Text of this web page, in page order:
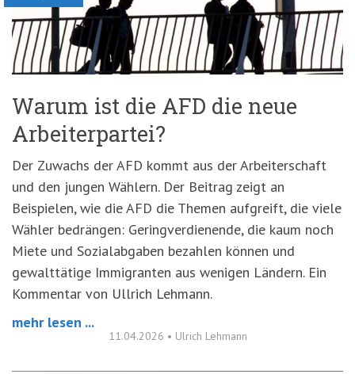
'3')Zur
Suche
springen
(Accesskey
'2')Warum ist die AFD die neue
Arbeiterpartei?
Der Zuwachs der AFD kommt aus der Arbeiterschaft
und den jungen Wählern. Der Beitrag zeigt an
Beispielen, wie die AFD die Themen aufgreift, die viele
Wähler bedrängen: Geringverdienende, die kaum noch
Miete und Sozialabgaben bezahlen können und
gewalttätige Immigranten aus wenigen Ländern. Ein
Kommentar von Ullrich Lehmann.
mehr lesen ...
11.04.2026 • Ulrich Lehmann